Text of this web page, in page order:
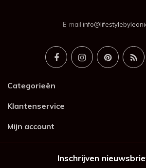
E-mail
Categorieën
Klantenservice
Mijn account
Inschrijven